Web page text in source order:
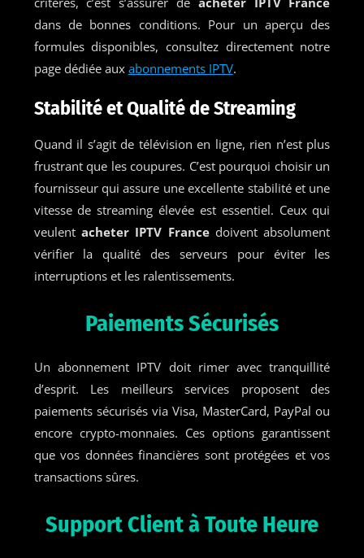
dans de bonnes conditions. Pour un aperçu des
formules disponibles, consultez directement notre
page dédiée aux abonnements IPTV.
Stabilité et Qualité de Streaming
Quand il s’agit de télévision en ligne, rien n’est plus
frustrant que les coupures. C’est pourquoi choisir un
fournisseur qui assure une excellente stabilité et une
vitesse de streaming élevée est essentiel. Ceux qui
veulentacheter IPTV Francedoivent absolument
vérifier la qualité des serveurs pour éviter les
interruptions et les ralentissements.
Paiements Sécurisés
Un abonnement IPTV doit rimer avec tranquillité
d’esprit. Les meilleurs services proposent des
paiements sécurisés via Visa, MasterCard, PayPal ou
encore crypto-monnaies. Ces options garantissent
que vos données financières sont protégées et vos
transactions sûres.
Support Client à Toute Heure